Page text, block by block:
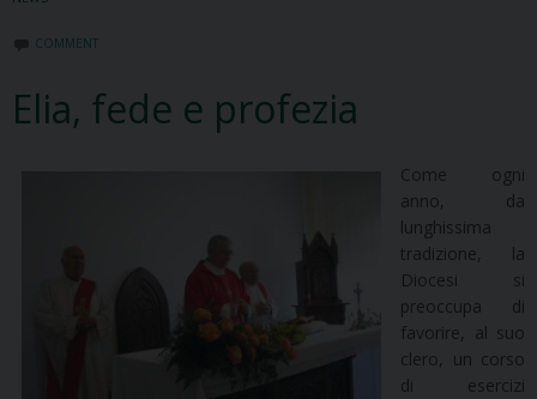
COMMENT
Elia, fede e profezia
Come ogni
anno, da
lunghissima
tradizione, la
Diocesi si
preoccupa di
favorire, al suo
clero, un corso
di esercizi